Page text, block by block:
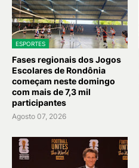
ESPORTES
Fases regionais dos Jogos
Escolares de Rondônia
começam neste domingo
com mais de 7,3 mil
participantes
Agosto 07, 2026